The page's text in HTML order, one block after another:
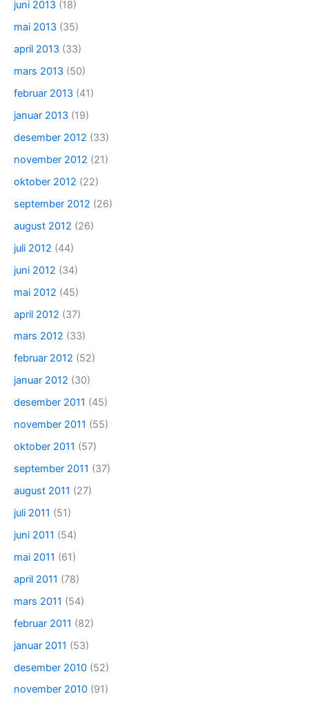
juni 2013 (18)
mai 2013 (35)
april 2013 (33)
mars 2013 (50)
februar 2013 (41)
januar 2013 (19)
desember 2012 (33)
november 2012 (21)
oktober 2012 (22)
september 2012 (26)
august 2012 (26)
juli 2012 (44)
juni 2012 (34)
mai 2012 (45)
april 2012 (37)
mars 2012 (33)
februar 2012 (52)
januar 2012 (30)
desember 2011 (45)
november 2011 (55)
oktober 2011 (57)
september 2011 (37)
august 2011 (27)
juli 2011 (51)
juni 2011 (54)
mai 2011 (61)
april 2011 (78)
mars 2011 (54)
februar 2011 (82)
januar 2011 (53)
desember 2010 (52)
november 2010 (91)